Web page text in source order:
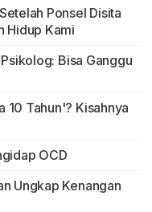
Ponsel Disita
Hidup Kami
Bisa Ganggu
10 Tahun'? Kisahnya
OCD
Ungkap Kenangan